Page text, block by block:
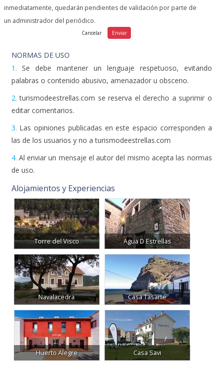
inmediatamente, quedarán pendientes de validación por parte de
un administrador del periódico.
NORMAS DE USO
1. Se debe mantener un lenguaje respetuoso, evitando
palabras o contenido abusivo, amenazador u obsceno.
2. turismodeestrellas.com se reserva el derecho a suprimir o
editar comentarios.
3. Las opiniones publicadas en este espacio corresponden a
las de los usuarios y no a turismodeestrellas.com
4. Al enviar un mensaje el autor del mismo acepta las normas
de uso.
Alojamientos y Experiencias
Torre del Visco Agua D Estrellas
Navalacedra Casa Tasarte
Huerto Alegre Casa Savi